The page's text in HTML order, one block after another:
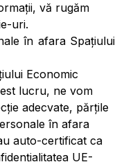
vă rugăm
uri.
în afara Spațiului
Economic
lucru, ne vom
adecvate, părțile
în afara
auto-certificat ca
UE-